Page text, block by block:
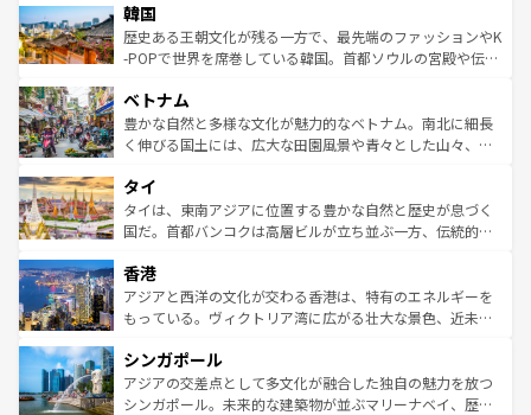
ワイを、存分に味わってほしい。 なお、新着のハワイ情報
はコンテンツ一覧を参照してほしい。
いる。アクティビティも充実しており、サーフィンやダイ
ビング、ハイキングなど、アウトドア好きにはたまらな
い。オーストラリアの多彩な魅力を存分に味わいつくそ
参照してほしい。
ン）、静ひつな山岳地帯である台湾東部など、都市の喧騒
と山間の静けさが共存しており、訪れる人に新しい発見と
驚きをもたらしてくれる。また、奥深い台湾の食文化も魅
容にもいいと評判のスイーツなど、バラエティ豊かな料理
が味わえる。 なお、新着の台湾情報は コンテンツ一覧を参
照してほしい。
韓国
歴史ある王朝文化が残る一方で、最先端のファッションやK
-POPで世界を席巻している韓国。首都ソウルの宮殿や伝統
き、地方に足を延ばせば四季折々の自然美を楽しむことが
できる。そして、キムチや焼肉、絶品のストリートフード
まで、さまざまな韓国料理が待っている。夜には、韓国な
リティに包まれながら、韓国の多彩な魅力を心ゆくまで味
わってみてほしい。 なお、新着の韓国情報はコンテンツ一
覧を参照してほしい。
ベトナム
豊かな自然と多様な文化が魅力的なベトナム。南北に細長
く伸びる国土には、広大な田園風景や青々とした山々、世
急速な発展と共に伝統が息づく。ハノイの古い町並みやホ
ーチミン市のフランス統治時代の建物も、独特の雰囲気を
醸し出している。また、バラエティの豊かさとおいしさで
とつ。フォーやバインミー、ベトナムコーヒーなどは、ぜ
ひ現地で味わいたい。どの地域を訪れてもあたたかい人々
が旅行者を迎えてくれるので、きっと忘れられない旅にな
参照してほしい。
タイ
タイは、東南アジアに位置する豊かな自然と歴史が息づく
国だ。首都バンコクは高層ビルが立ち並ぶ一方、伝統的な
の活気が交差している。北部ではチェンマイなどの山岳地
帯で自然と触れ合い、南部ではプーケットやクラビの美し
いビーチでリゾート気分を楽しむことができる。タイ料理
激する。気候は一年中温暖で、どの季節にも異なる楽しみ
が待っている。親しみやすいタイの人々、仏教を中心とし
た文化、そして多様な観光資源が、訪れる旅人を魅了し続
香港
アジアと西洋の文化が交わる香港は、特有のエネルギーを
もっている。ヴィクトリア湾に広がる壮大な景色、近未来
み、どこを訪れても感動するはず。観光スポットが密集し
ており、効率よく見どころを回れるのも魅力。息をのむよ
うな絶景から文化的な体験まで、香港を存分に楽しみ尽く
シンガポール
アジアの交差点として多文化が融合した独自の魅力を放つ
シンガポール。未来的な建築物が並ぶマリーナベイ、歴史